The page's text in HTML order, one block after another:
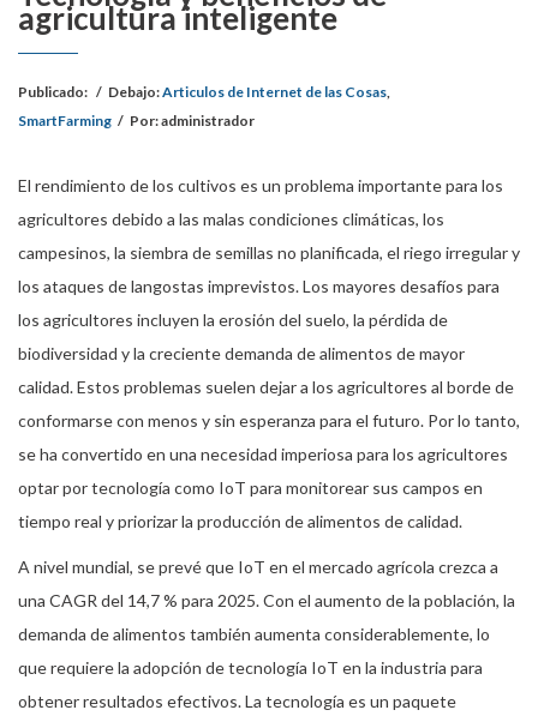
agricultura inteligente
Publicado: / Debajo:Articulos de Internet de las Cosas,
SmartFarming / Por:administrador
El rendimiento de los cultivos es un problema importante para los
agricultores debido a las malas condiciones climáticas, los
campesinos, la siembra de semillas no planificada, el riego irregular y
los ataques de langostas imprevistos. Los mayores desafíos para
los agricultores incluyen la erosión del suelo, la pérdida de
biodiversidad y la creciente demanda de alimentos de mayor
calidad. Estos problemas suelen dejar a los agricultores al borde de
conformarse con menos y sin esperanza para el futuro. Por lo tanto,
se ha convertido en una necesidad imperiosa para los agricultores
optar por tecnología como IoT para monitorear sus campos en
tiempo real y priorizar la producción de alimentos de calidad.
A nivel mundial, se prevé que IoT en el mercado agrícola crezca a
una CAGR del 14,7 % para 2025. Con el aumento de la población, la
demanda de alimentos también aumenta considerablemente, lo
que requiere la adopción de tecnología IoT en la industria para
obtener resultados efectivos. La tecnología es un paquete